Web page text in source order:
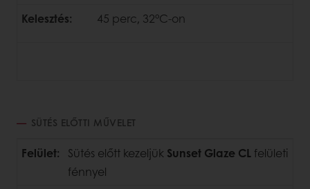
Kelesztés:
45 perc, 32°C-on
SÜTÉS ELŐTTI MŰVELET
Felület: Sütés előtt kezeljük Sunset Glaze CL felületi
fénnyel